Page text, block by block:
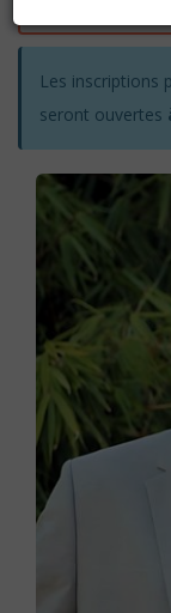
Les inscriptions
seront ouvertes